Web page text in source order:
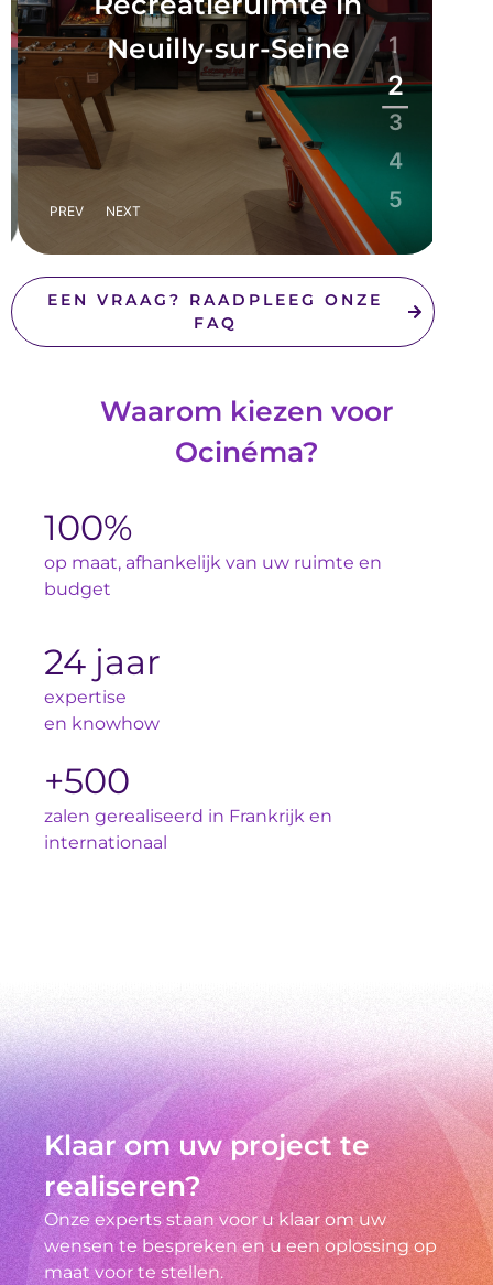
Neuilly-sur-Seine
1
2
3
4
5
PREV NEXT
EEN VRAAG? RAADPLEEG ONZE
FAQ
Waarom kiezen voor
Ocinéma?
100%
op maat, afhankelijk van uw ruimte en
budget
24 jaar
expertise
en knowhow
+500
zalen gerealiseerd in Frankrijk en
internationaal
Klaar om uw project te
realiseren?
Onze experts staan voor u klaar om uw
wensen te bespreken en u een oplossing op
maat voor te stellen.